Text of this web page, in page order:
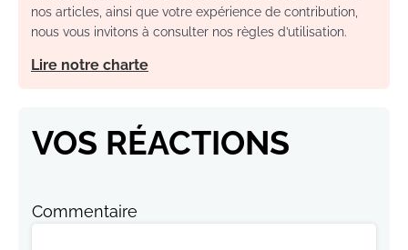
nos articles, ainsi que votre expérience de contribution,
nous vous invitons à consulter nos règles d’utilisation.
Lire notre charte
VOS RÉACTIONS
Commentaire